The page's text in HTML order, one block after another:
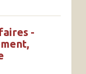
-